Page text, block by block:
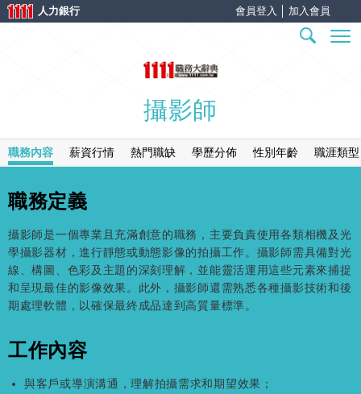
會員登入 加入會員
人力銀行
攝影師
職務內容 薪資行情 熱門職缺 學歷分佈 性別年齡 職涯類型
職務定義
攝影師是一個專業且充滿創意的職務，主要負責使用各類相機及光
學攝影器材，進行靜態或動態影像的拍攝工作。攝影師需具備對光
線、構圖、色彩及主題的深刻理解，並能靈活運用這些元素來捕捉
和呈現最佳的影像效果。此外，攝影師還需熟悉各種攝影技術和後
期處理軟體，以確保最終成品達到高質量標準。
工作內容
與客戶或導演溝通，理解拍攝需求和期望效果；